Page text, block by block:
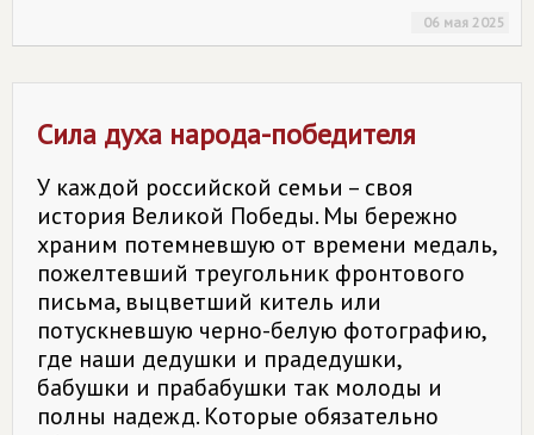
06 мая 2025
Сила духа народа-победителя
У каждой российской семьи – своя
история Великой Победы. Мы бережно
храним потемневшую от времени медаль,
пожелтевший треугольник фронтового
письма, выцветший китель или
потускневшую черно-­белую фотографию,
где наши дедушки и прадедушки,
бабушки и прабабушки так молоды и
полны надежд. Которые обязательно